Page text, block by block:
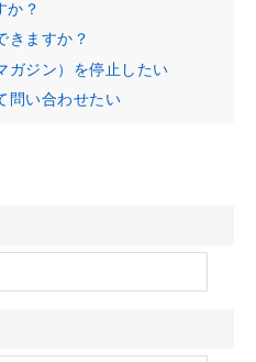
か？
きますか？
ガジン）を停止したい
問い合わせたい